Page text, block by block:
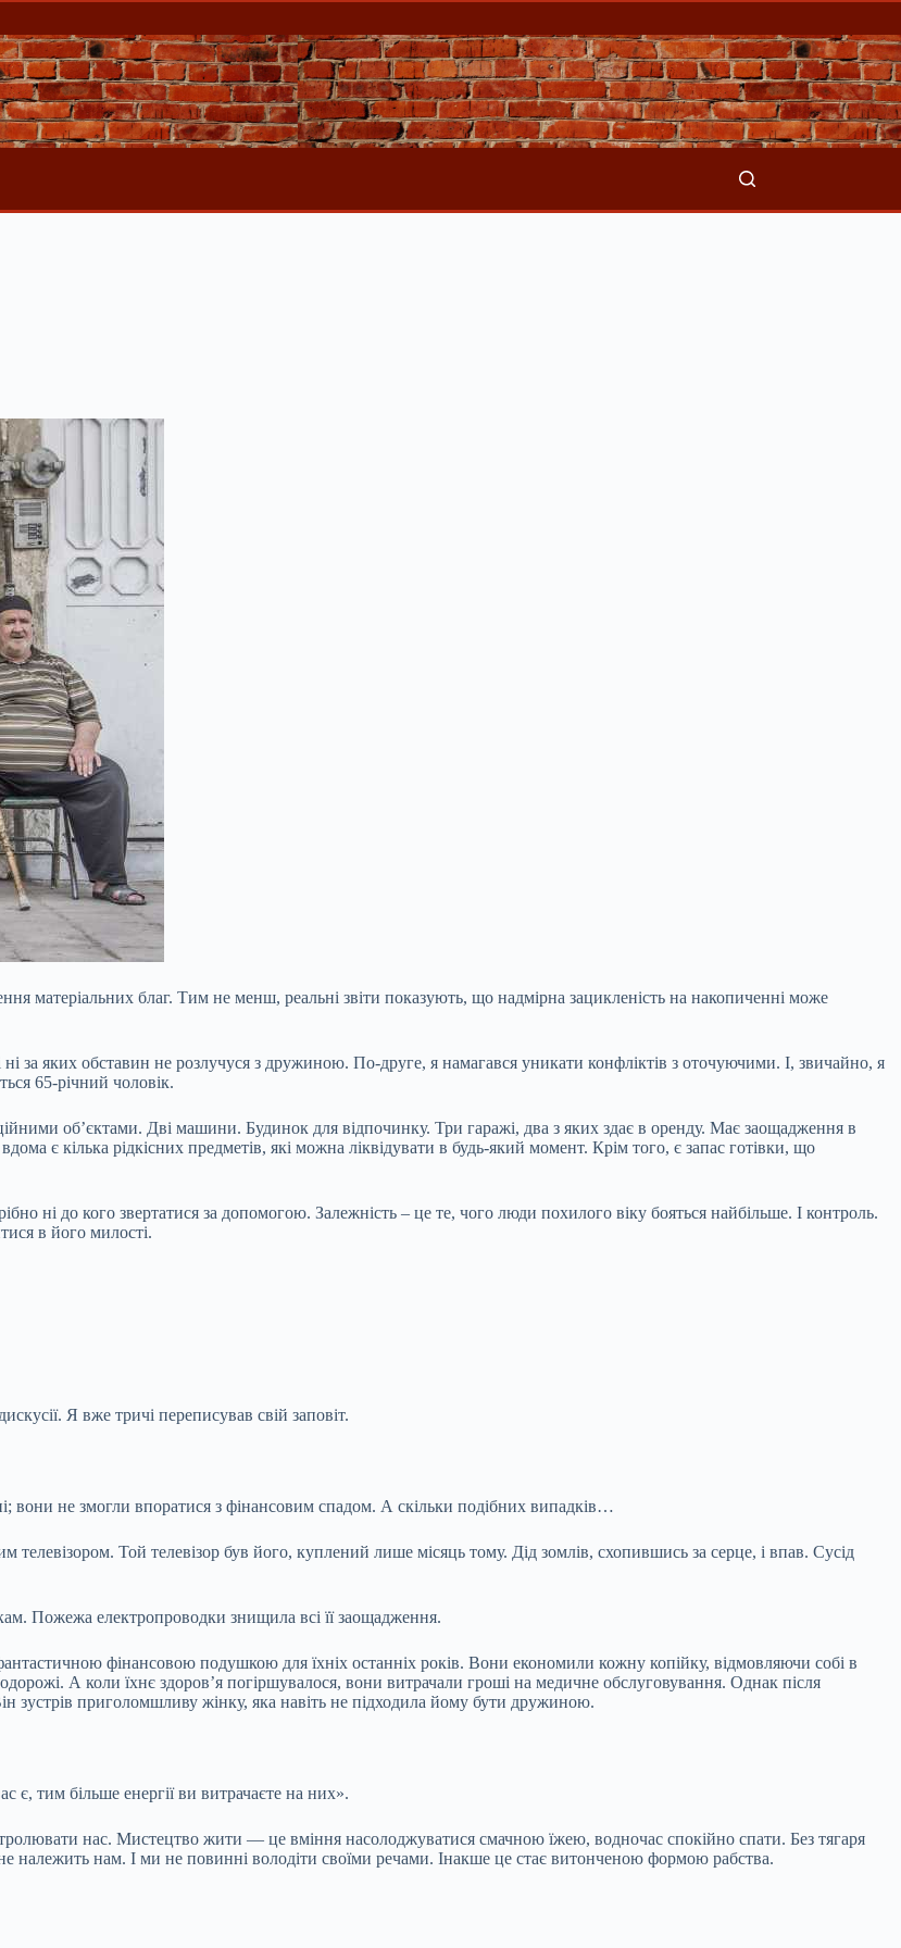
матеріальних благ. Тим не менш, реальні звіти показують, що надмірна зацикленість на накопиченні може
за яких обставин не розлучуся з дружиною. По-друге, я намагався уникати конфліктів з оточуючими. І, звичайно, я
65-річний чоловік.
об’єктами. Дві машини. Будинок для відпочинку. Три гаражі, два з яких здає в оренду. Має заощадження в
є кілька рідкісних предметів, які можна ліквідувати в будь-який момент. Крім того, є запас готівки, що
ні до кого звертатися за допомогою. Залежність – це те, чого люди похилого віку бояться найбільше. І контроль.
в його милості.
Я вже тричі переписував свій заповіт.
вони не змогли впоратися з фінансовим спадом. А скільки подібних випадків…
телевізором. Той телевізор був його, куплений лише місяць тому. Дід зомлів, схопившись за серце, і впав. Сусід
Пожежа електропроводки знищила всі її заощадження.
фінансовою подушкою для їхніх останніх років. Вони економили кожну копійку, відмовляючи собі в
А коли їхнє здоров’я погіршувалося, вони витрачали гроші на медичне обслуговування. Однак після
зустрів приголомшливу жінку, яка навіть не підходила йому бути дружиною.
тим більше енергії ви витрачаєте на них».
нас. Мистецтво жити — це вміння насолоджуватися смачною їжею, водночас спокійно спати. Без тягаря
належить нам. І ми не повинні володіти своїми речами. Інакше це стає витонченою формою рабства.